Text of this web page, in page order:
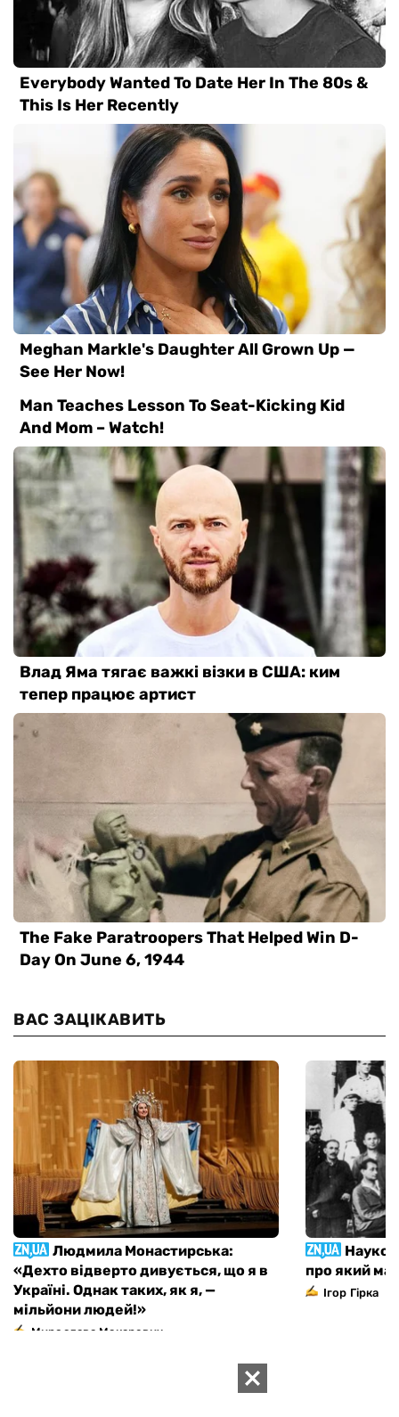
ВАС ЗАЦІКАВИТЬ
Людмила Монастирська:
«Дехто відверто дивується, що я в
Україні. Однак таких, як я, —
мільйони людей!»
Мирослава Макаревич
про який
Ігор Гірка